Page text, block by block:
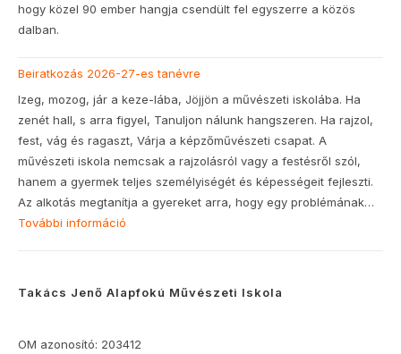
hogy közel 90 ember hangja csendült fel egyszerre a közös
dalban.
Beiratkozás 2026-27-es tanévre
Izeg, mozog, jár a keze-lába, Jöjjön a művészeti iskolába. Ha
zenét hall, s arra figyel, Tanuljon nálunk hangszeren. Ha rajzol,
fest, vág és ragaszt, Várja a képzőművészeti csapat. A
művészeti iskola nemcsak a rajzolásról vagy a festésről szól,
hanem a gyermek teljes személyiségét és képességeit fejleszti.
Az alkotás megtanítja a gyereket arra, hogy egy problémának…
További információ
27-
Takács Jenő Alapfokú Művészeti Iskola
OM azonosító: 203412